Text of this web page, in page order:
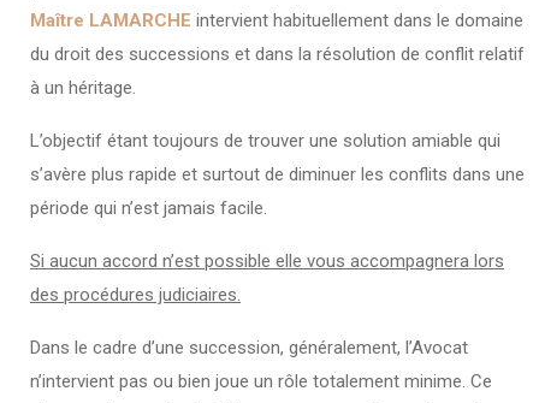
Maître LAMARCHE intervient habituellement dans le domaine
du droit des successions et dans la résolution de conflit relatif
à un héritage.
L’objectif étant toujours de trouver une solution amiable qui
s’avère plus rapide et surtout de diminuer les conflits dans une
période qui n’est jamais facile.
Si aucun accord n’est possible elle vous accompagnera lors
des procédures judiciaires.
Dans le cadre d’une succession, généralement, l’Avocat
n’intervient pas ou bien joue un rôle totalement minime. Ce